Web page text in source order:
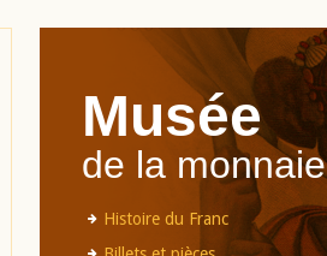
Musée
de la monnaie
Histoire du Franc